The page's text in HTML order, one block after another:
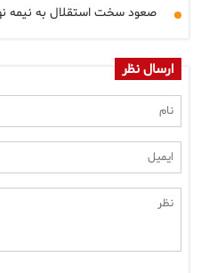
صعود سخت استقلال به نیمه
ارسال نظر